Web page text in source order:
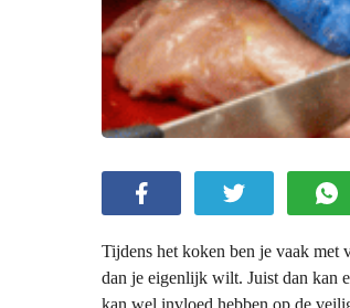
Tijdens het koken ben je vaak met
dan je eigenlijk wilt. Juist dan kan